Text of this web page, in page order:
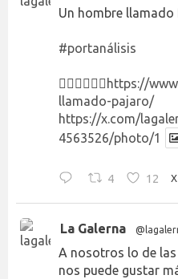
Un hombre llamado
#portanálisis
👉🏻👉🏻👉🏻 https://
llamado-pajaro/
https://x.com/
4563526/photo/1
4 12 X
La Galerna
A nosotros lo de
nos puede gustar